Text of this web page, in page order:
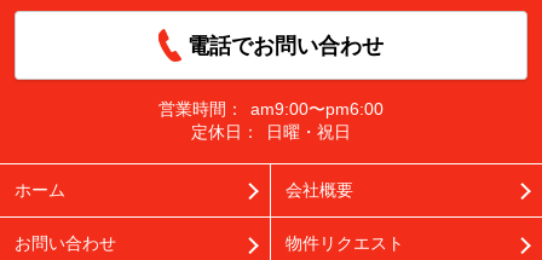
電話でお問い合わせ
営業時間：
am9:00〜pm6:00
定休日：
日曜・祝日
ホーム 会社概要
お問い合わせ 物件リクエスト